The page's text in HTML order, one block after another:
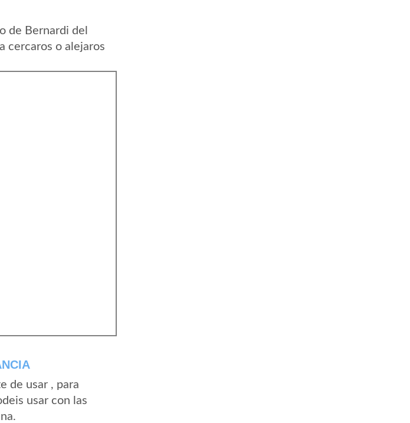
de Bernardi del
cercaros o alejaros
de usar , para
usar con las